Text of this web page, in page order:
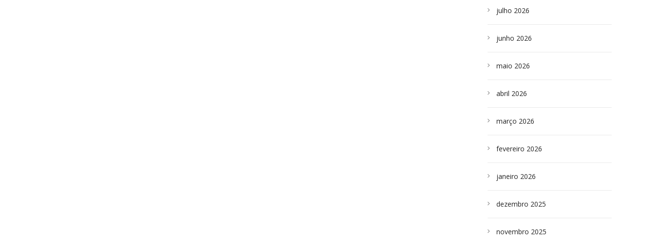
julho 2026
junho 2026
maio 2026
abril 2026
março 2026
fevereiro 2026
janeiro 2026
dezembro 2025
novembro 2025